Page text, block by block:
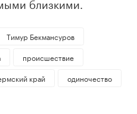
Тимур Бекмансуров
происшествие
край
одиночество